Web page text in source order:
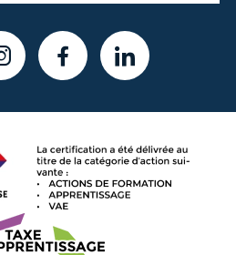
INSTAGRAMFACEBOOKLINKEDIN